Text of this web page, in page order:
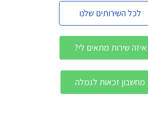
לכל השירותים שלנו
איזה שירות מתאים לי?
מחשבון זכאות לגמלה